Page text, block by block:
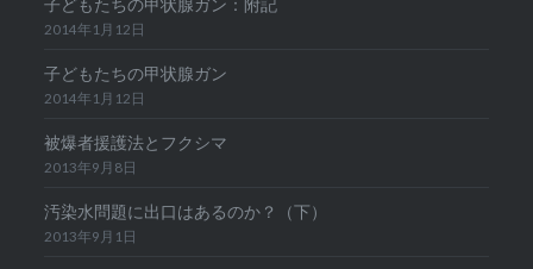
子どもたちの甲状腺ガン：附記
2014年1月12日
子どもたちの甲状腺ガン
2014年1月12日
被爆者援護法とフクシマ
2013年9月8日
汚染水問題に出口はあるのか？（下）
2013年9月1日